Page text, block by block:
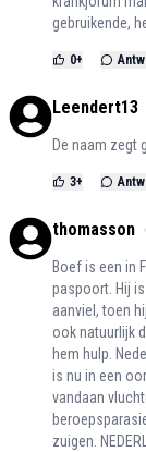
gebruikende,
0+
Leendert13
De naam zegt
3+
thomasson
Boef is een in
paspoort. Hij
aanviel, toen
ook natuurlijk
hem hulp.
is nu in een
vandaan
zuigen.